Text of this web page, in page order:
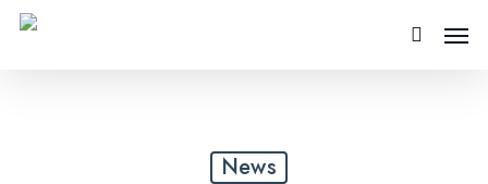
Skip
search
Menu
News